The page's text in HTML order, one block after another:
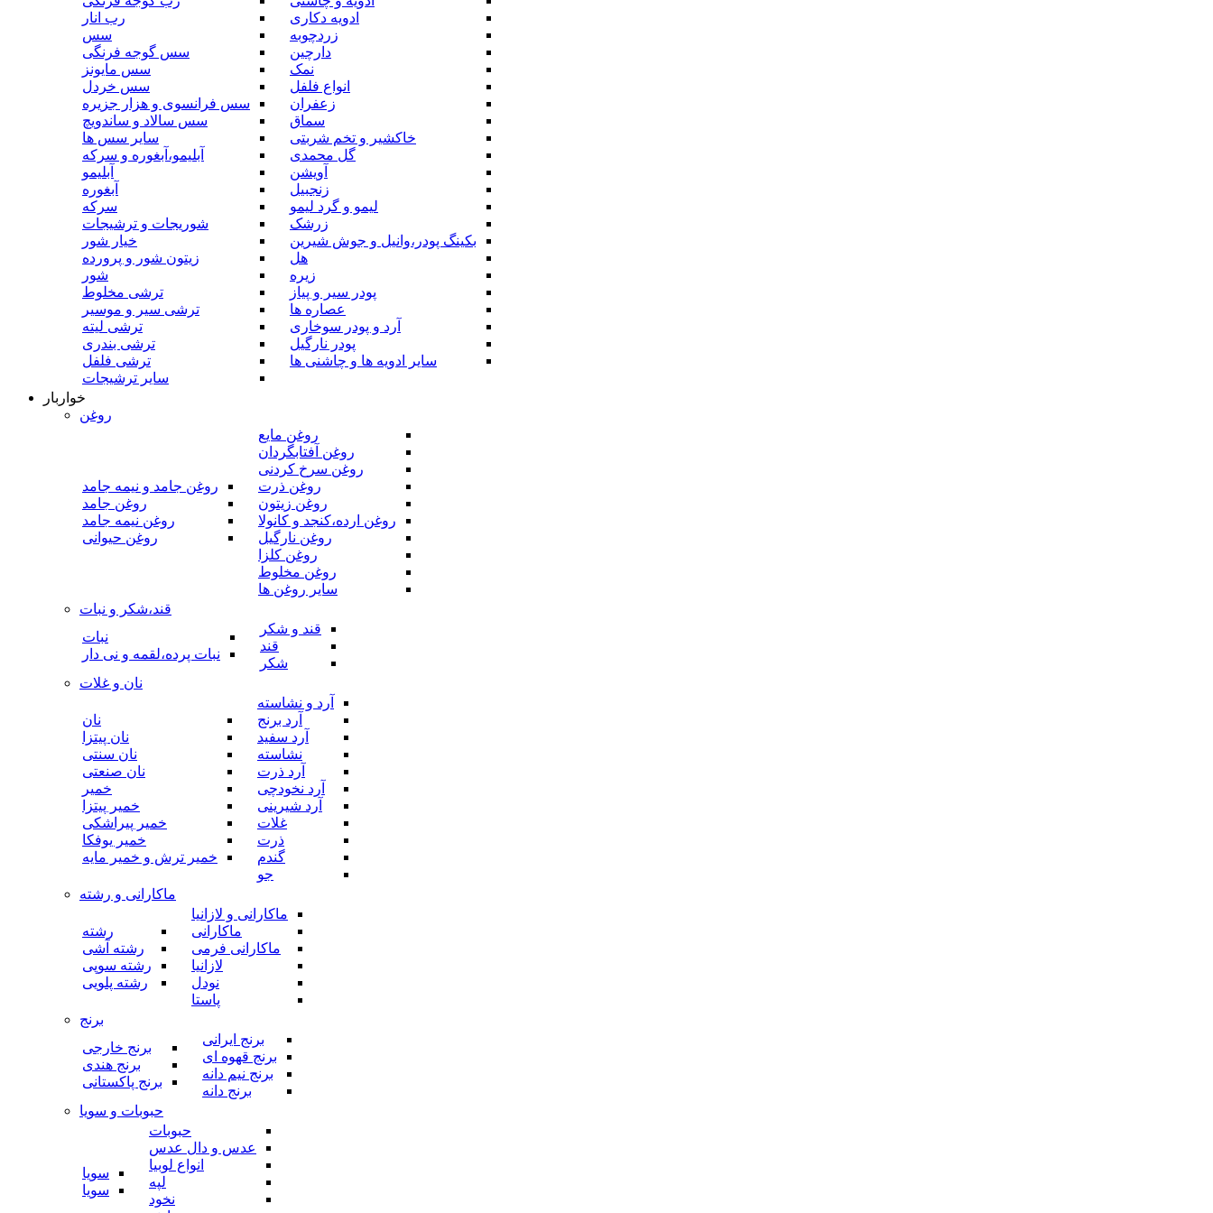
ادویه دکاری
زردچوبه
دارچین
نمک
انواع فلفل
زعفران
سماق
خاکشیر و تخم شربتی
گل محمدی
آویشن
زنجبیل
لیمو و گرد لیمو
زرشک
بکینگ پودر،وانیل و جوش شیرین
هل
زیره
پودر سیر و پیاز
عصاره ها
آرد و پودر سوخاری
پودر نارگیل
سایر ادویه ها و چاشنی ها
رب انار
سس
سس گوجه فرنگی
سس مایونز
سس خردل
سس فرانسوی و هزار جزیره
سس سالاد و ساندویچ
سایر سس ها
آبلیمو،آبغوره و سرکه
آبلیمو
آبغوره
سرکه
شوریجات و ترشیجات
خیار شور
زیتون شور و پرورده
شور
ترشی مخلوط
ترشی سیر و موسیر
ترشی لیته
ترشی بندری
ترشی فلفل
سایر ترشیجات
خواربار
روغن
روغن مایع
روغن آفتابگردان
روغن سرخ کردنی
روغن ذرت
روغن زیتون
روغن ارده،کنجد و کانولا
روغن نارگیل
روغن کلزا
روغن مخلوط
سایر روغن ها
روغن جامد و نیمه جامد
روغن جامد
روغن نیمه جامد
روغن حیوانی
قند،شکر و نبات
قند و شکر
قند
شکر
نبات
نبات پرده،لقمه و نی دار
نان و غلات
آرد و نشاسته
آرد برنج
آرد سفید
نشاسته
آرد ذرت
آرد نخودچی
آرد شیرینی
غلات
ذرت
گندم
جو
نان
نان پیتزا
نان سنتی
نان صنعتی
خمیر
خمیر پیتزا
خمیر پیراشکی
خمیر یوفکا
خمیر ترش و خمیر مایه
ماکارانی و رشته
ماکارانی و لازانیا
ماکارانی
ماکارانی فرمی
لازانیا
نودل
پاستا
رشته
رشته آشی
رشته سوپی
رشته پلویی
برنج
برنج ایرانی
برنج قهوه ای
برنج نیم دانه
برنج دانه
برنج خارجی
برنج هندی
برنج پاکستانی
حبوبات و سویا
حبوبات
عدس و دال عدس
انواع لوبیا
لپه
نخود
سویا
سویا